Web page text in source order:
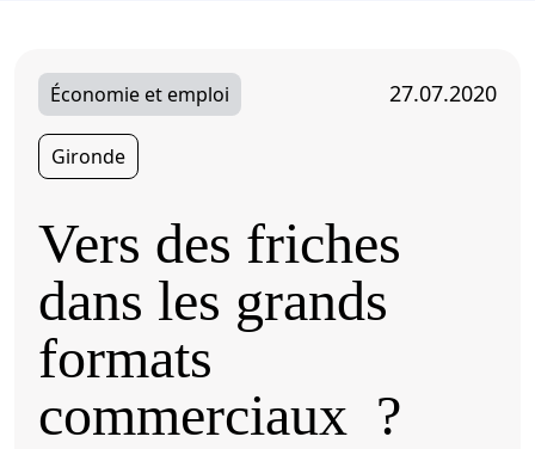
Économie et emploi 27.07.2020
Gironde
Vers des friches
dans les grands
formats
commerciaux ?